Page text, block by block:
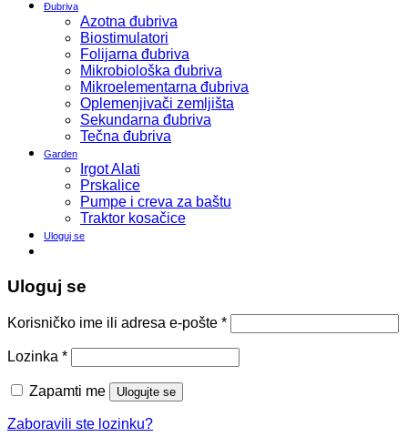
Đubriva
Azotna đubriva
Biostimulatori
Folijarna đubriva
Mikrobiološka đubriva
Mikroelementarna đubriva
Oplemenjivači zemljišta
Sekundarna đubriva
Tečna đubriva
Garden
Irgot Alati
Prskalice
Pumpe i creva za baštu
Traktor kosačice
Uloguj se
Uloguj se
Korisničko ime ili adresa e-pošte *
Lozinka *
Zapamti me Ulogujte se
Zaboravili ste lozinku?